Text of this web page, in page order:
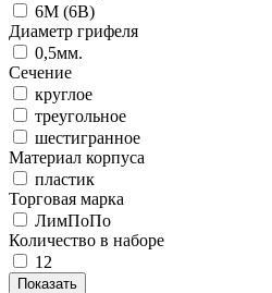
6М (6B)
Диаметр грифеля
0,5мм.
Сечение
круглое
треугольное
шестигранное
Материал корпуса
пластик
Торговая марка
ЛимПоПо
Количество в наборе
12
Показать